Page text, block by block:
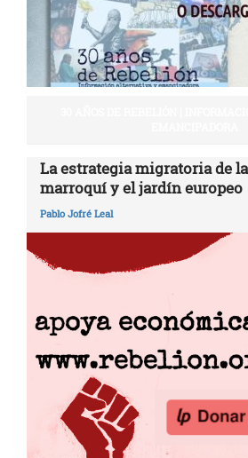
La estrategia migratoria de
marroquí y el jardín europeo
Pablo Jofré Leal